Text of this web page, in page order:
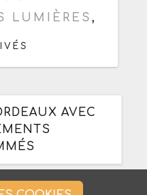
LUMIÈRES ,
AVEC